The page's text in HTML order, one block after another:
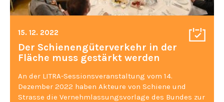
15. 12. 2022
Der Schienengüterverkehr in der
Fläche muss gestärkt werden
An der LITRA-Sessionsveranstaltung vom 14.
Dezember 2022 haben Akteure von Schiene und
Strasse die Vernehmlassungsvorlage des Bundes zur